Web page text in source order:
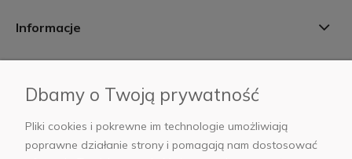
Informacje
AB Foto
Dbamy o Twoją prywatność
Pliki cookies i pokrewne im technologie umożliwiają
poprawne działanie strony i pomagają nam dostosować